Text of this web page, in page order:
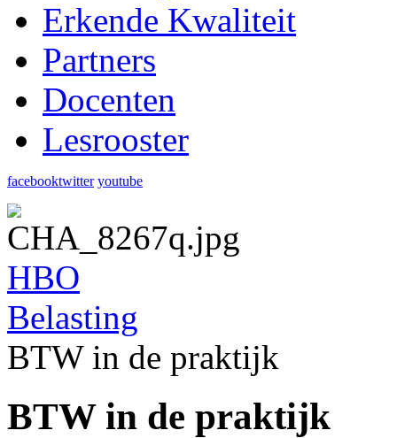
Erkende Kwaliteit
Partners
Docenten
Lesrooster
facebooktwitter youtube
HBO
Belasting
BTW in de praktijk
BTW in de praktijk